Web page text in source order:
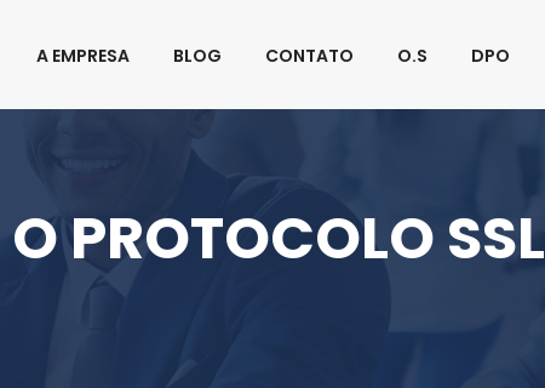
A EMPRESA BLOG CONTATO O.S DPO
PROTOCOLO SSL